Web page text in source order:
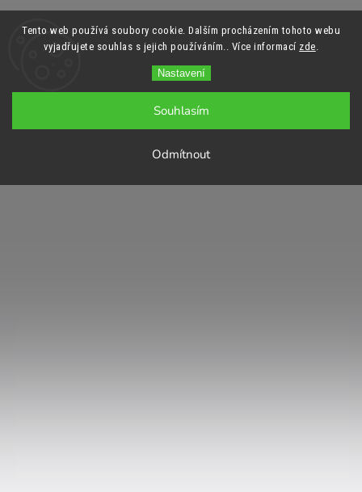
Tento web používá soubory cookie. Dalším procházením tohoto webu
vyjadřujete souhlas s jejich používáním.. Více informací zde
Nastavení
Odmítnout
Souhlasím